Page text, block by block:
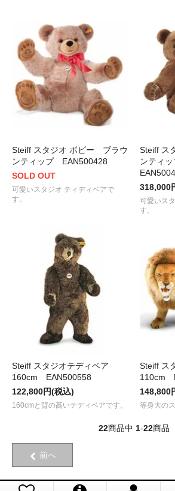
Steiff スタジオ ボビー ブラウ
ンティップ EAN500428
SOLD OUT
可愛いスタジオ ティディベアで
す。
Steiff ス
ンティ
318,000
可愛いス
す。
Steiff スタジオテディベア
160cm EAN500558
122,800円(税込)
160cmと背の高いテディベアです。
Steiff ス
110cm
148,800
等身大の
22商品中 1-22商品
前へ